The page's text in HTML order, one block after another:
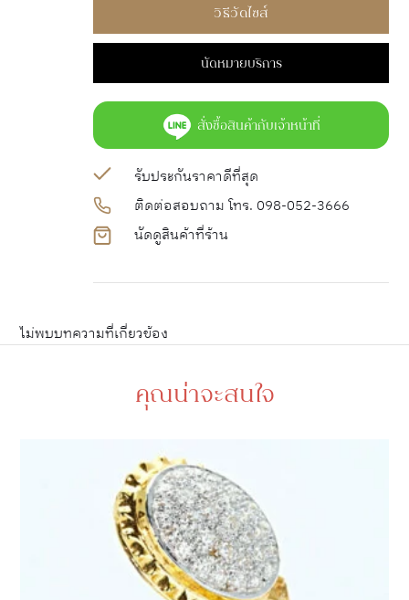
วิธีวัดไซส์
นัดหมายบริการ
สั่งซื้อสินค้ากับเจ้าหน้าที่
รับประกันราคาดีที่สุด
ติดต่อสอบถาม โทร. 098-052-3666
นัดดูสินค้าที่ร้าน
ไม่พบบทความที่เกี่ยวข้อง
คุณน่าจะสนใจ